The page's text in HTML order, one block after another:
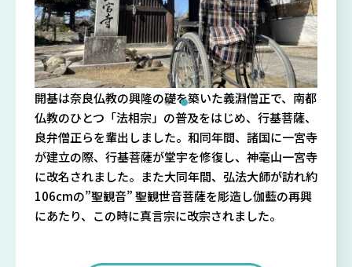
開基は奈良仏教の興隆の礎を築いた義淵僧正で、南都
仏教のひとつ「法相宗」の普及をはじめ、行基菩薩、
良弁僧正らを輩出しました。和同年間、諸国に一宮寺
が建立の際、行基菩薩が堂宇を修復し、神毫山一宮寺
に改名されました。また大同年間、弘法大師が訪れ約
106cmの”聖観音” 聖観世音菩薩を彫造し伽藍の再興
にあたり、この時に真言宗に改宗されました。